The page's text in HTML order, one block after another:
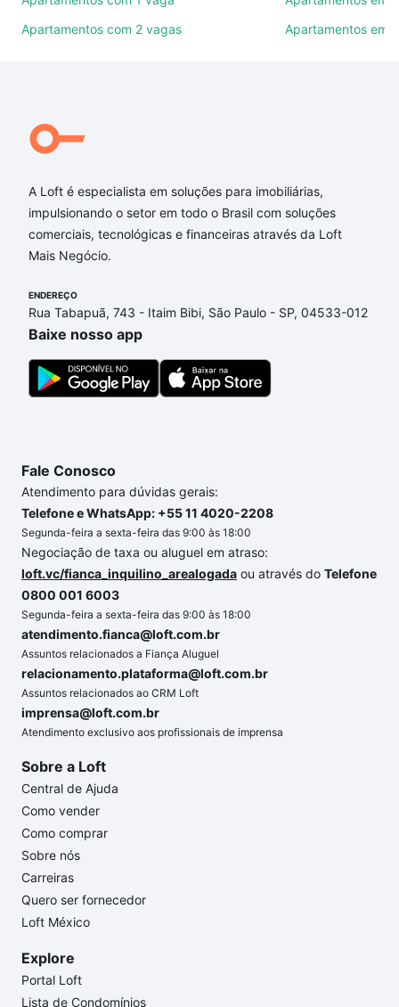
comodidades, como piscina, academia, salão de
Qual o preço de Apartamentos com 3 suites à
venda em Jardim Millenium, Sorocaba, SP?
Aqui na Loft temos a oferta ideal para você, com
Apartamentos com 3 suites à venda em Jardim
Millenium, Sorocaba, SP que custam a partir de R$ 0
e com nossas opções de financiamento imobiliário
Se ainda tem alguma dúvida dos custos envolvidos
no processo de compra, veja em nosso portal
quanto custa comprar um apartamento
a gente para comprar o imóvel dos seus sonhos
com segurança e conforto. Loft, com você até as
Apartamentos com 2 vagas
Apartamentos em
A Loft é especialista em soluções para imobiliárias,
impulsionando o setor em todo o Brasil com soluções
comerciais, tecnológicas e financeiras através da Loft
Mais Negócio.
ENDEREÇO
Rua Tabapuã, 743 - Itaim Bibi, São Paulo - SP, 04533-012
Baixe nosso app
Fale Conosco
Atendimento para dúvidas gerais:
Telefone e WhatsApp: +55 11 4020-2208
Segunda-feira a sexta-feira das 9:00 às 18:00
Negociação de taxa ou aluguel em atraso:
loft.vc/fianca_inquilino_arealogada ou através do Telefone
0800 001 6003
Segunda-feira a sexta-feira das 9:00 às 18:00
atendimento.fianca@loft.com.br
Assuntos relacionados a Fiança Aluguel
relacionamento.plataforma@loft.com.br
Assuntos relacionados ao CRM Loft
imprensa@loft.com.br
Atendimento exclusivo aos profissionais de imprensa
Sobre a Loft
Central de Ajuda
Como vender
Como comprar
Sobre nós
Carreiras
Quero ser fornecedor
Loft México
Explore
Portal Loft
Lista de Condomínios